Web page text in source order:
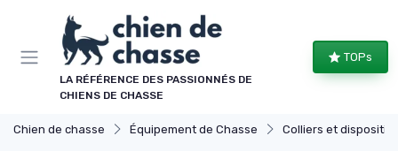
LA RÉFÉRENCE DES PASSIONNÉS DE
CHIENS DE CHASSE
TOPs
Chien de chasse Équipement de Chasse Colliers et dispositifs
Panneau de gestion des cookies